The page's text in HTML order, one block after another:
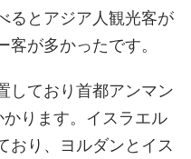
るとアジア人観光客が
が多かったです。
しており首都アンマン
ります。イスラエル
おり、ヨルダンとイス